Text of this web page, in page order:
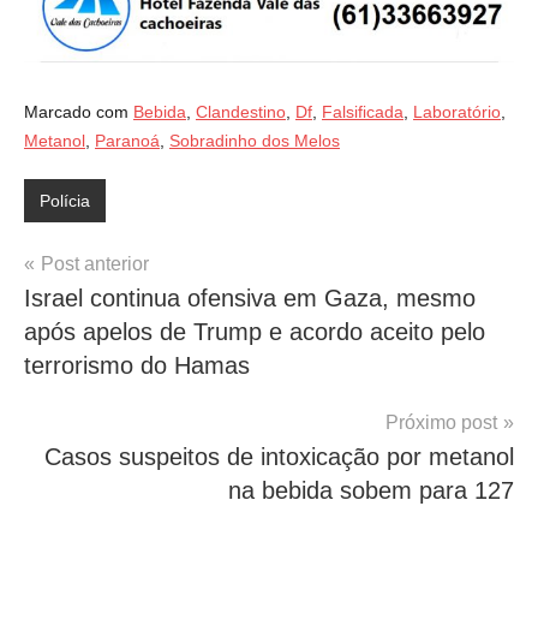
Marcado com Bebida Clandestino Df Falsificada Laboratório
Metanol Paranoá Sobradinho dos Melos
Polícia
Navegação
de
Post
Post anterior
Israel continua ofensiva em Gaza, mesmo
após apelos de Trump e acordo aceito pelo
terrorismo do Hamas
Próximo post
Casos suspeitos de intoxicação por metanol
na bebida sobem para 127